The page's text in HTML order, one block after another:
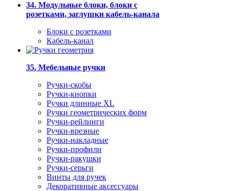
34. Модульные блоки, блоки с
розетками, заглушки кабель-канала
Блоки с розетками
Кабель-канал
35. Мебельные ручки
Ручки-скобы
Ручки-кнопки
Ручки длинные XL
Ручки геометрических форм
Ручки-рейлинги
Ручки-врезные
Ручки-накладные
Ручки-профили
Ручки-ракушки
Ручки-серьги
Винты для ручек
Декоративные аксессуары